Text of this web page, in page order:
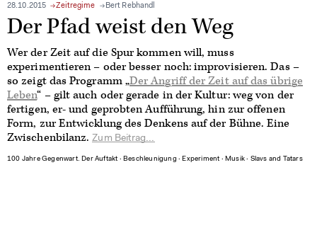
28.10.2015 Zeitregime Bert Rebhandl
Der Pfad weist den Weg
Wer der Zeit auf die Spur kommen will, muss
experimentieren – oder besser noch: improvisieren. Das –
so zeigt das Programm „Der Angriff der Zeit auf das übrige
Leben“ – gilt auch oder gerade in der Kultur: weg von der
fertigen, er- und geprobten Aufführung, hin zur offenen
Form, zur Entwicklung des Denkens auf der Bühne. Eine
Zwischenbilanz.Zum Beitrag...
100 Jahre Gegenwart. Der Auftakt ∙Beschleunigung ∙Experiment ∙Musik ∙ Slavs and Tatars